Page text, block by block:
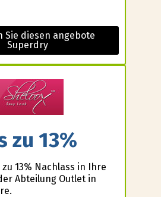
Sie diesen angebote
Superdry
zu 13%
13% Nachlass in Ihre
Abteilung Outlet in